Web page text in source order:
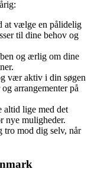
at vælge en pålidelig
til dine behov og
og ærlig om dine
vær aktiv i din søgen
arrangementer på
lige med det
nye muligheder.
tro mod dig selv, når